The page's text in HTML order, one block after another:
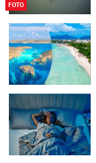
FOTO